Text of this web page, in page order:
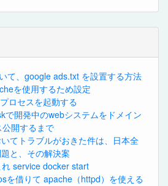
て、google ads.txt を設置する方法
を使用するため設定
ロセスを起動する
で開発中のwebシステムをドメイン
開するまで
てトラブルがおきた件は、日本全
と、その解決案
service docker start
を借りて apache（httpd）を使える